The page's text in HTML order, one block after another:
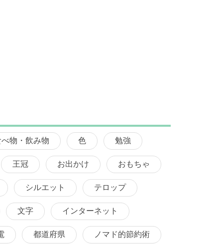
べ物・飲み物 色 勉強
王冠 お出かけ おもちゃ
シルエット テロップ
文字 インターネット
都道府県 ノマド的節約術